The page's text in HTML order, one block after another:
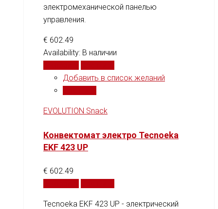
электромеханической панелью
управления.
€ 602.49
Availability: В наличии
Добавить в список желаний
EVOLUTION Snack
Конвектомат электро Tecnoeka
EKF 423 UP
€ 602.49
Tecnoeka EKF 423 UP - электрический